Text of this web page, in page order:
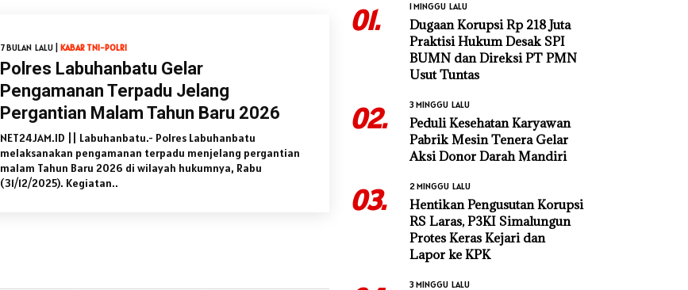
7 BULAN LALU | KABAR TNI-POLRI
Polres Labuhanbatu Gelar
Pengamanan Terpadu Jelang
Pergantian Malam Tahun Baru 2026
NET24JAM.ID || Labuhanbatu.- Polres Labuhanbatu
melaksanakan pengamanan terpadu menjelang pergantian
malam Tahun Baru 2026 di wilayah hukumnya, Rabu
(31/12/2025). Kegiatan..
01. 1 MINGGU LALU
Dugaan Korupsi Rp 218 Juta
Praktisi Hukum Desak SPI
BUMN dan Direksi PT PMN
Usut Tuntas
02. 3 MINGGU LALU
Peduli Kesehatan Karyawan
Pabrik Mesin Tenera Gelar
Aksi Donor Darah Mandiri
03. 2 MINGGU LALU
Hentikan Pengusutan Korupsi
RS Laras, P3KI Simalungun
Protes Keras Kejari dan
Lapor ke KPK
3 MINGGU LALU